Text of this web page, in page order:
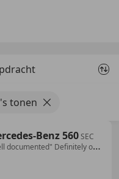
tonen
Benz 560SEC
documented" Definitely one